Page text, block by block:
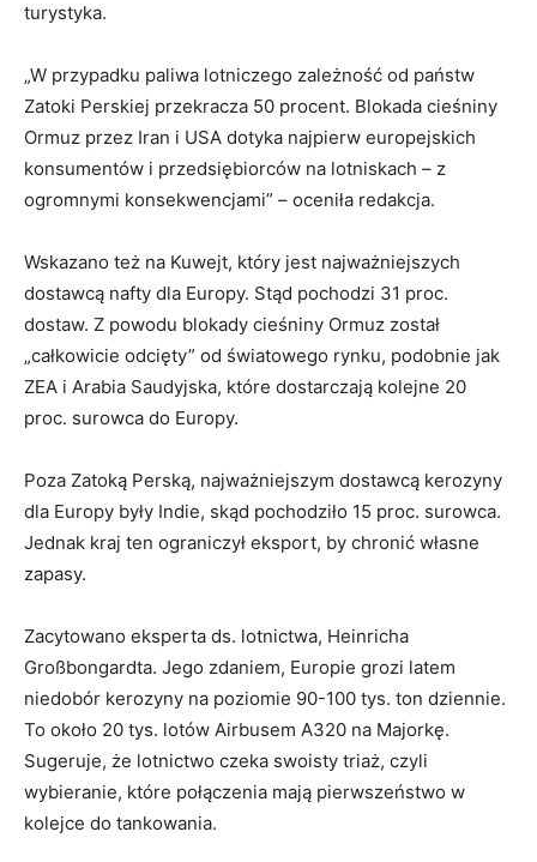
turystyka.
„W przypadku paliwa lotniczego zależność od państw
Zatoki Perskiej przekracza 50 procent. Blokada cieśniny
Ormuz przez Iran i USA dotyka najpierw europejskich
konsumentów i przedsiębiorców na lotniskach – z
ogromnymi konsekwencjami” – oceniła redakcja.
Wskazano też na Kuwejt, który jest najważniejszych
dostawcą nafty dla Europy. Stąd pochodzi 31 proc.
dostaw. Z powodu blokady cieśniny Ormuz został
„całkowicie odcięty” od światowego rynku, podobnie jak
ZEA i Arabia Saudyjska, które dostarczają kolejne 20
proc. surowca do Europy.
Poza Zatoką Perską, najważniejszym dostawcą kerozyny
dla Europy były Indie, skąd pochodziło 15 proc. surowca.
Jednak kraj ten ograniczył eksport, by chronić własne
zapasy.
Zacytowano eksperta ds. lotnictwa, Heinricha
Großbongardta. Jego zdaniem, Europie grozi latem
niedobór kerozyny na poziomie 90-100 tys. ton dziennie.
To około 20 tys. lotów Airbusem A320 na Majorkę.
Sugeruje, że lotnictwo czeka swoisty triaż, czyli
wybieranie, które połączenia mają pierwszeństwo w
kolejce do tankowania.